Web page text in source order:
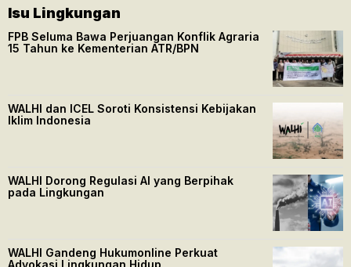
Isu Lingkungan
FPB Seluma Bawa Perjuangan Konflik Agraria
15 Tahun ke Kementerian ATR/BPN
WALHI dan ICEL Soroti Konsistensi Kebijakan
Iklim Indonesia
WALHI Dorong Regulasi AI yang Berpihak
pada Lingkungan
WALHI Gandeng Hukumonline Perkuat